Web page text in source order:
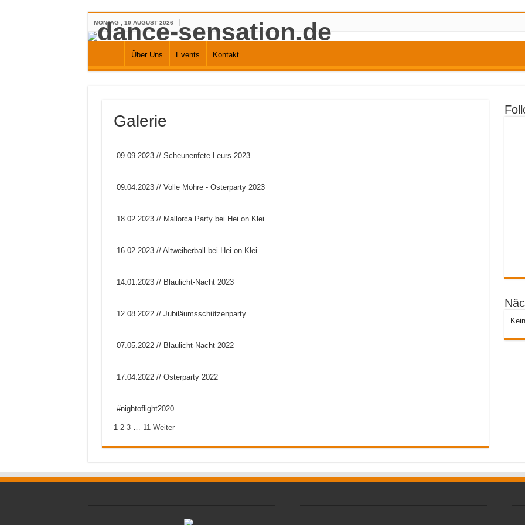
MONTAG , 10 AUGUST 2026
Über Uns Events Kontakt
Galerie
09.09.2023 // Scheunenfete Leurs 2023
09.04.2023 // Volle Möhre - Osterparty 2023
18.02.2023 // Mallorca Party bei Hei on Klei
16.02.2023 // Altweiberball bei Hei on Klei
14.01.2023 // Blaulicht-Nacht 2023
12.08.2022 // Jubiläumsschützenparty
07.05.2022 // Blaulicht-Nacht 2022
17.04.2022 // Osterparty 2022
#nightoflight2020
1 2 3 … 11 Weiter